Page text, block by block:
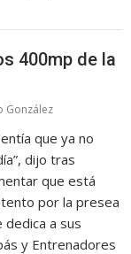
400mp de la
González
que ya no
dijo tras
que está
por la presea
dedica a sus
y Entrenadores